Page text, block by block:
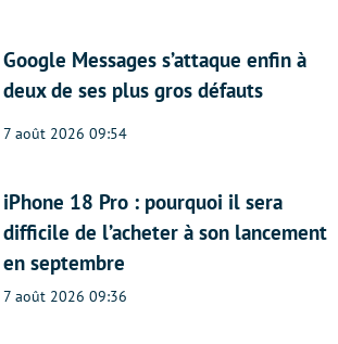
Google Messages s’attaque enfin à
deux de ses plus gros défauts
7 août 2026 09:54
iPhone 18 Pro : pourquoi il sera
difficile de l’acheter à son lancement
en septembre
7 août 2026 09:36